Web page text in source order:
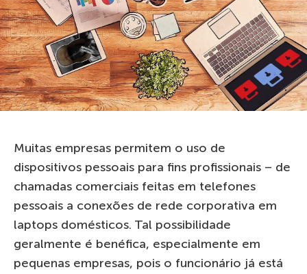
Muitas empresas permitem o uso de
dispositivos pessoais para fins profissionais – de
chamadas comerciais feitas em telefones
pessoais a conexões de rede corporativa em
laptops domésticos. Tal possibilidade
geralmente é benéfica, especialmente em
pequenas empresas, pois o funcionário já está